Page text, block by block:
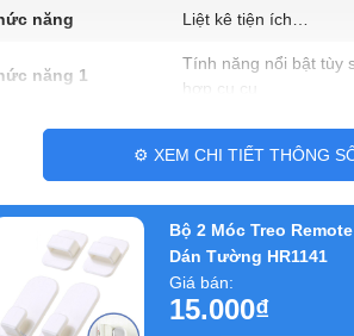
năng Liệt kê tiện ích…
năng 1
Tính năng nổi bật tùy
hợp cụ cụ
liệu Nhựa ABS
Tên nước xuất xứ, tùy
xuất xứ hay không
thước Dài 20cm x Rộng
⚙️ XEM CHI TIẾT THÔNG
Bộ 2 Móc Treo
Dán Tường HR1141
Giá bán:
15.000₫